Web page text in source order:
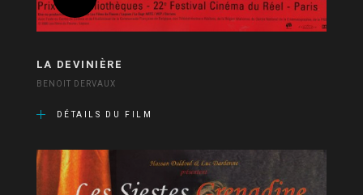
LA DEVINIÈRE
BENOIT DERVAUX
DÉTAILS DU FILM